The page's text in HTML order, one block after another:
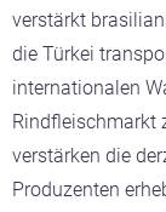
verstärkt
die Türkei
internationalen
Rindfleischmarkt
verstärken die
Produzenten